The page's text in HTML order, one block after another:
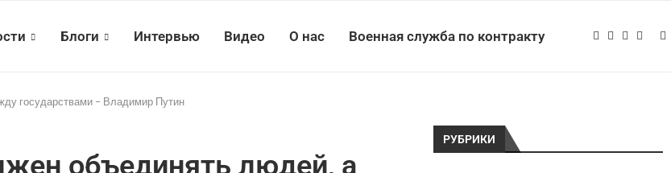
Блоги Интервью Видео О нас Военная служба по контракту
государствами – Владимир Путин
объединять людей, а
РУБРИКИ